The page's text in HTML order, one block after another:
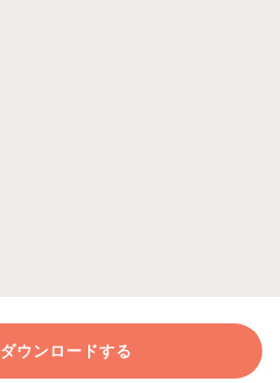
ウンロードする